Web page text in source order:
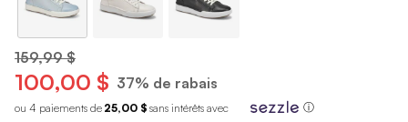
159,99 $
100,00 $ 37% de rabais
ou 4 paiements de 25,00 $ sans intérêts avec ⓘ